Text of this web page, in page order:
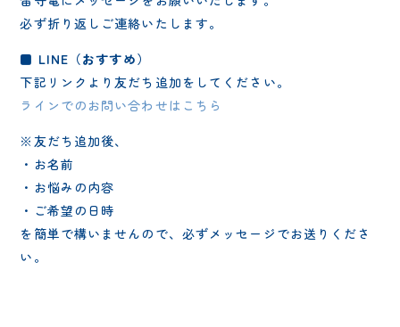
必ず折り返しご連絡いたします。
■ LINE（おすすめ）
下記リンクより友だち追加をしてください。
ラインでのお問い合わせはこちら
※友だち追加後、
・お名前
・お悩みの内容
・ご希望の日時
を簡単で構いませんので、必ずメッセージでお送りくださ
い。